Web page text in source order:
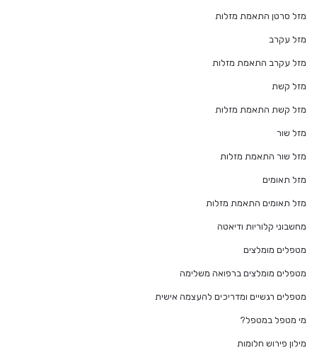
מזל סרטן התאמת מזלות
מזל עקרב
מזל עקרב התאמת מזלות
מזל קשת
מזל קשת התאמת מזלות
מזל שור
מזל שור התאמת מזלות
מזל תאומים
מזל תאומים התאמת מזלות
מחשבוני קלוריות ודיאטה
מטפלים מומלצים
מטפלים מומלצים ברפואה משלימה
מטפלים רגשיים ומדריכים להעצמה אישית
מי מטפל במטפל?
מילון פירוש חלומות